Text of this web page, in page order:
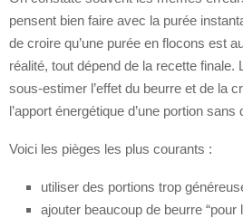
pensent bien faire avec la purée
de croire qu’une purée en flocons est
réalité, tout dépend de la recette finale.
sous-estimer l’effet du beurre et de la
l’apport énergétique d’une portion sans
Voici les pièges les plus courants :
utiliser des portions trop
ajouter beaucoup de beurre “pour